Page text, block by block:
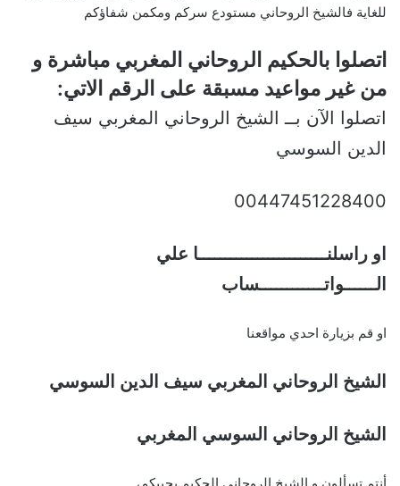
للغاية فالشيخ الروحاني مستودع سركم ومكمن شفاؤكم
اتصلوا بالحكيم الروحاني المغربي مباشرة و
من غير مواعيد مسبقة على الرقم الاتي:
اتصلوا الآن بــ الشيخ الروحاني المغربي سيف
الدين السوسي
00447451228400
او راسلنــــــــــــــــــــــــا علي
الــــــواتــــــــــــساب
او قم بزيارة احدي مواقعنا
الشيخ الروحاني المغربي سيف الدين السوسي
الشيخ الروحاني السوسي المغربي